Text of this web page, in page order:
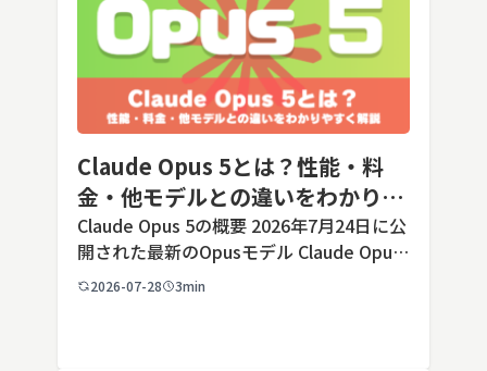
Claude Opus 5とは？性能・料
金・他モデルとの違いをわかりや
すく解説
Claude Opus 5の概要 2026年7月24日に公
開された最新のOpusモデル Claude Opus
5は、米国のAI企業Anthropic（アンソロピ
2026-07-28 3min